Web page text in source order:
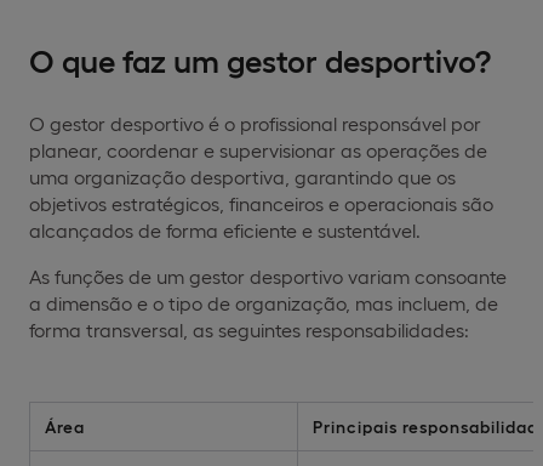
O que faz um gestor desportivo?
O gestor desportivo é o profissional responsável por
planear, coordenar e supervisionar as operações de
uma organização desportiva, garantindo que os
objetivos estratégicos, financeiros e operacionais são
alcançados de forma eficiente e sustentável.
As funções de um gestor desportivo variam consoante
a dimensão e o tipo de organização, mas incluem, de
forma transversal, as seguintes responsabilidades:
Área Principais